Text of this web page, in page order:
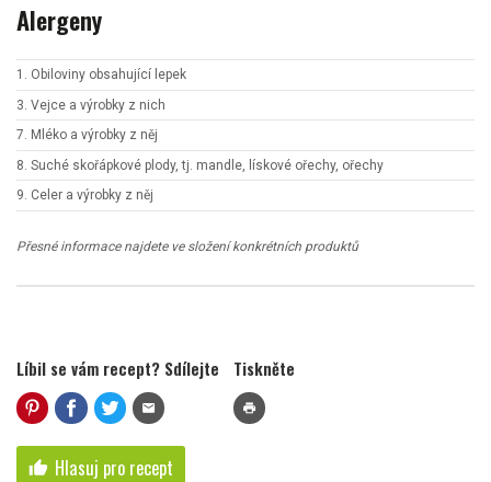
Alergeny
1. Obiloviny obsahující lepek
3. Vejce a výrobky z nich
7. Mléko a výrobky z něj
8. Suché skořápkové plody, tj. mandle, lískové ořechy, ořechy
9. Celer a výrobky z něj
Přesné informace najdete ve složení konkrétních produktů
Líbil se vám recept? Sdílejte
mail
Tiskněte
print
thumb_up Hlasuj pro recept